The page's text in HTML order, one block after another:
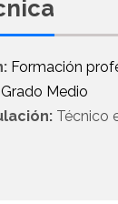
Formación
Grado Medio
Técnico